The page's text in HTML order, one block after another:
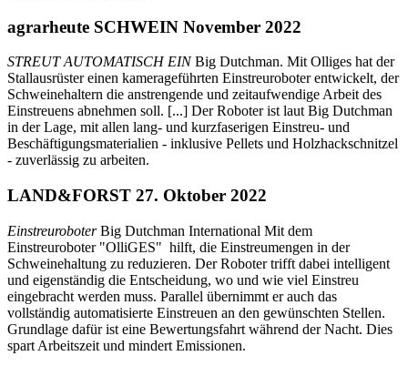
agrarheute SCHWEIN November 2022
STREUT AUTOMATISCH EINBig Dutchman. Mit Olliges hat der
Stallausrüster einen kamerageführten Einstreuroboter entwickelt, der
Schweinehaltern die anstrengende und zeitaufwendige Arbeit des
Einstreuens abnehmen soll. [...] Der Roboter ist laut Big Dutchman
in der Lage, mit allen lang- und kurzfaserigen Einstreu- und
Beschäftigungsmaterialien - inklusive Pellets und Holzhackschnitzel
- zuverlässig zu arbeiten.
LAND&FORST 27. Oktober 2022
EinstreuroboterBig Dutchman International Mit dem
Einstreuroboter "OlliGES" hilft, die Einstreumengen in der
Schweinehaltung zu reduzieren. Der Roboter trifft dabei intelligent
und eigenständig die Entscheidung, wo und wie viel Einstreu
eingebracht werden muss. Parallel übernimmt er auch das
vollständig automatisierte Einstreuen an den gewünschten Stellen.
Grundlage dafür ist eine Bewertungsfahrt während der Nacht. Dies
spart Arbeitszeit und mindert Emissionen.